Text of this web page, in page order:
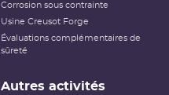
Corrosion sous contrainte
Usine Creusot Forge
Évaluations complémentaires de
sûreté
Autres activités